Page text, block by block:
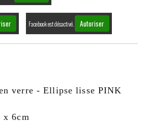
Facebook est désactivé. Autoriser
verre - Ellipse lisse PINK
x 6cm